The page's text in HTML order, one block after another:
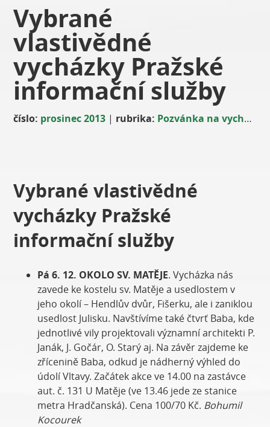
Vybrané
vlastivědné
vycházky Pražské
informační služby
číslo: prosinec 2013 | rubrika: Pozvánka na vycházku
Vybrané vlastivědné
vycházky Pražské
informační služby
Pá 6. 12. OKOLO SV. MATĚJE. Vycházka nás
zavede ke kostelu sv. Matěje a usedlostem v
jeho okolí – Hendlův dvůr, Fišerku, ale i zaniklou
usedlost Julisku. Navštívíme také čtvrť Baba, kde
jednotlivé vily projektovali významní architekti P.
Janák, J. Gočár, O. Starý aj. Na závěr zajdeme ke
zřícenině Baba, odkud je nádherný výhled do
údolí Vltavy. Začátek akce ve 14.00 na zastávce
aut. č. 131 U Matěje (ve 13.46 jede ze stanice
metra Hradčanská). Cena 100/70 Kč. Bohumil
Kocourek